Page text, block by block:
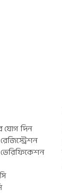
যোগ দিন